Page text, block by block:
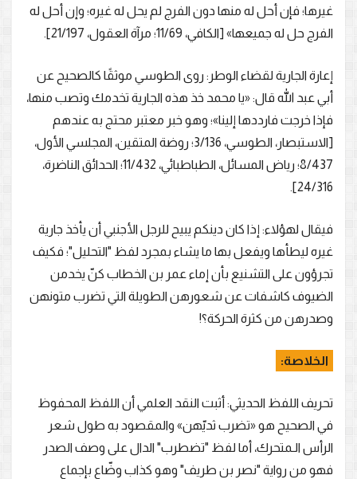
غيرها؛ فإن أحل له منها دون الفرج لم يحل له غيره؛ وإن أحل له
الفرج حل له جميعها» [الكافي، 11/69؛ مرآة العقول، 21/197].
إعارة الجارية لقضاء الوطر: روى الطوسي موثقًا كالصحيح عن
أبي عبد الله قال: «يا محمد خذ هذه الجارية تخدمك وتصب منها،
فإذا خرجت فارددها إلينا»؛ وهو خبر معتبر محتج به عندهم
[الاستبصار، الطوسي، 3/136؛ روضة المتقين، المجلسي الأول،
8/437؛ رياض المسائل، الطباطبائي، 11/432؛ الحدائق الناضرة،
24/316].
فيقال لهؤلاء: إذا كان دينكم يبيح للرجل الأجنبي أن يأخذ جارية
غيره ليطأها ويفعل بها ما يشاء بمجرد لفظ "التحليل"؛ فكيف
تجرؤون على التشنيع بأن إماء عمر بن الخطاب كنّ يخدمن
الضيوف كاشفات عن شعورهن الطويلة التي تضرب متونهن
وصدرهن من كثرة الحركة؟!
الخلاصة:
تحريف اللفظ الحديثي: أثبت النقد العلمي أن اللفظ المحفوظ
في الصحيح هو «تضرب ثديّهن» والمقصود به طول شعر
الرأس الـمتحرك، أما لفظ "تضطرب" الدال على وصف الصدر
فهو من رواية "نصر بن طريف" وهو كذاب وضّاع بإجماع